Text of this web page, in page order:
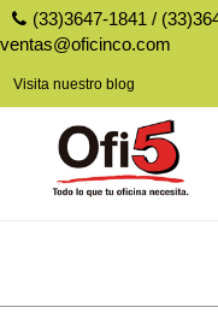
(33)3647-1841 /
ventas@oficinco.com
Visita nuestro blog